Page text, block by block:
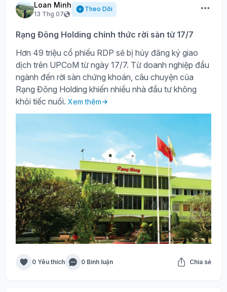
Loan Minh
13 Thg 07
Theo Dõi
Rạng Đông Holding chính thức rời sàn từ 17/7
Hơn 49 triệu cổ phiếu RDP sẽ bị hủy đăng ký giao
dịch trên UPCoM từ ngày 17/7. Từ doanh nghiệp đầu
ngành đến rời sàn chứng khoán, câu chuyện của
Rạng Đông Holding khiến nhiều nhà đầu tư không
khỏi tiếc nuối. Xem thêm
0 Yêu thích 0 Bình luận Chia sẻ